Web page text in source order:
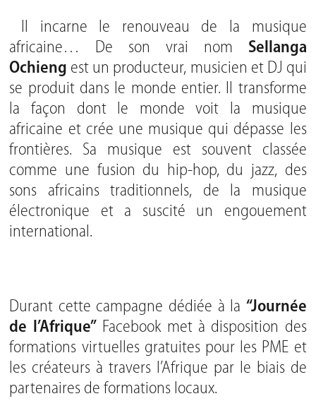
Il incarne le renouveau de la musique
africaine… De son vrai nom Sellanga
Ochieng est un producteur, musicien et DJ qui
se produit dans le monde entier. Il transforme
la façon dont le monde voit la musique
africaine et crée une musique qui dépasse les
frontières. Sa musique est souvent classée
comme une fusion du hip-hop, du jazz, des
sons africains traditionnels, de la musique
électronique et a suscité un engouement
international.
Durant cette campagne dédiée à la “Journée
de l’Afrique” Facebook met à disposition des
formations virtuelles gratuites pour les PME et
les créateurs à travers l’Afrique par le biais de
partenaires de formations locaux.